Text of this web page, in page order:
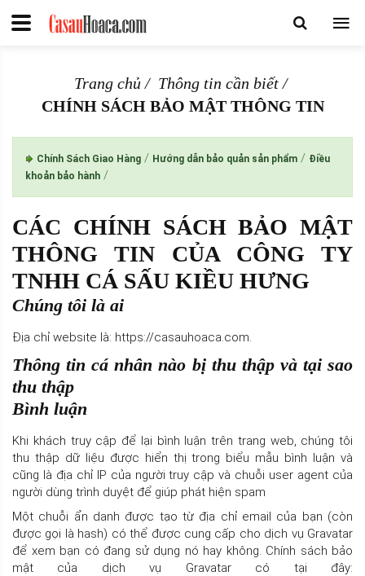
Trang chủ
Thông tin cần biết
CHÍNH SÁCH BẢO MẬT THÔNG TIN
Chính Sách Giao Hàng / Hướng dẫn bảo quản sản phẩm / Điều
khoản bảo hành /
CÁC CHÍNH SÁCH BẢO MẬT
THÔNG TIN CỦA CÔNG TY
TNHH CÁ SẤU KIỀU HƯNG
Chúng tôi là ai
Địa chỉ website là: https://casauhoaca.com.
Thông tin cá nhân nào bị thu thập và tại sao
thu thập
Bình luận
Khi khách truy cập để lại bình luận trên trang web, chúng tôi
thu thập dữ liệu được hiển thị trong biểu mẫu bình luận và
cũng là địa chỉ IP của người truy cập và chuỗi user agent của
người dùng trình duyệt để giúp phát hiện spam
Một chuỗi ẩn danh được tạo từ địa chỉ email của bạn (còn
được gọi là hash) có thể được cung cấp cho dịch vụ Gravatar
để xem bạn có đang sử dụng nó hay không. Chính sách bảo
mật của dịch vụ Gravatar có tại đây: